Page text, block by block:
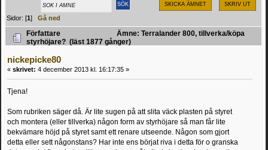
SKICKA ÄMNET SKRIV UT
Sidor: [1]Gå ned
Författare
Ämne: Terralander 800, tillverka/köpa
styrhöjare? (läst 1877 gånger)
nickepicke80
« skrivet: 4 december 2013 kl. 16:17:35 »
Tjena!
Som rubriken säger då. Är lite sugen på att slita väck plasten på styret
och montera (eller tillverka) någon form av styrhöjare så man får lite
bekvämare höjd på styret samt ett renare utseende. Någon som gjort
detta eller sett någonstans? Har inte ens börjat riva i detta för o granska